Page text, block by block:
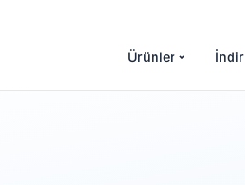
Ürünler İndir